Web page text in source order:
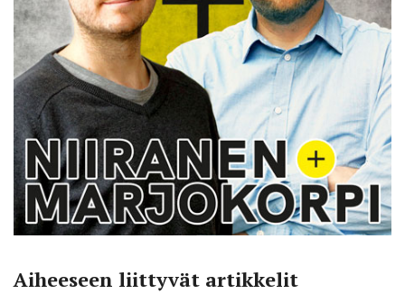
Aiheeseen liittyvät artikkelit